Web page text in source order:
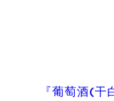
『葡萄酒(干